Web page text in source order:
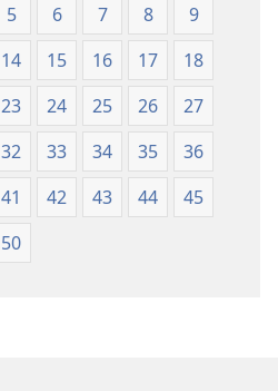
5 6 7 8
9
14 15 16 17
18
23 24 25 26
27
32 33 34 35
36
41 42 43 44
45
50